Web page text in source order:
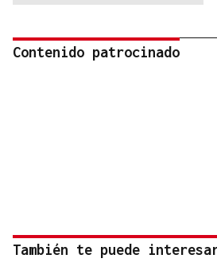
Contenido patrocinado
También te puede